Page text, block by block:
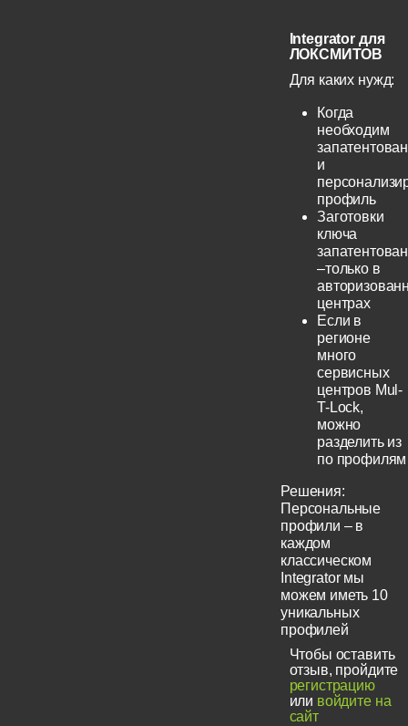
Integrator для
ЛОКСМИТОВ
Для каких нужд:
Когда
необходим
и
профиль
Заготовки
ключа
–только в
центрах
Если в
регионе
много
сервисных
центров Mul-
T-Lock,
можно
разделить из
по профилям
Решения:
Персональные
профили – в
каждом
классическом
Integrator мы
можем иметь 10
уникальных
профилей
Чтобы оставить
отзыв, пройдите
регистрацию
или войдите на
сайт